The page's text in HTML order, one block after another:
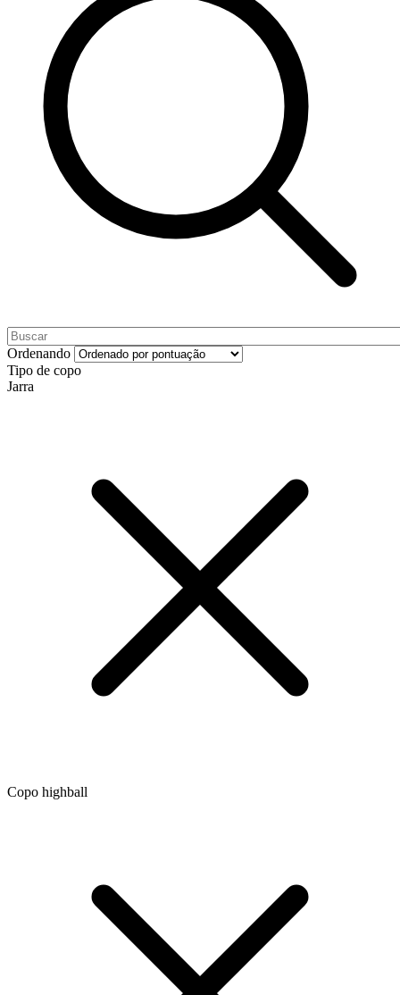
Ordenando
Tipo de copo
Jarra
Copo highball